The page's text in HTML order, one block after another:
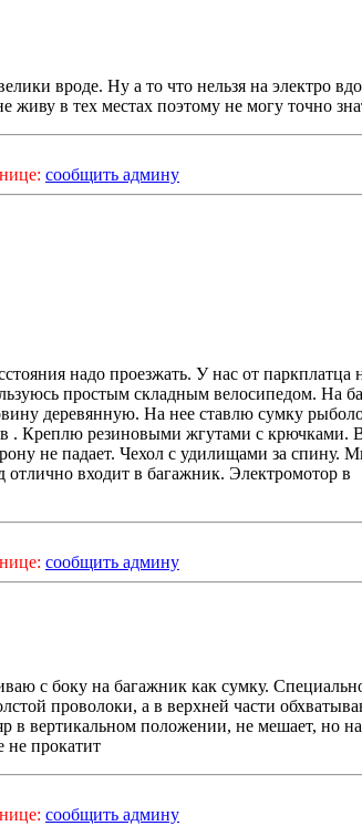
вроде. Ну а то что нельзя на электро
живу в тех местах поэтому не могу точно
сообщить админу
надо проезжать. У нас от паркплатца
простым складным велосипедом. На
деревянную. На нее ставлю сумку
. Креплю резиновыми жгутами с крючками.
не падает. Чехол с удилищами за спину.
отлично входит в багажник. Электромотор в
сообщить админу
с боку на багажник как сумку.
проволоки, а в верхней части
в вертикальном положении, не мешает, но на
не прокатит
сообщить админу